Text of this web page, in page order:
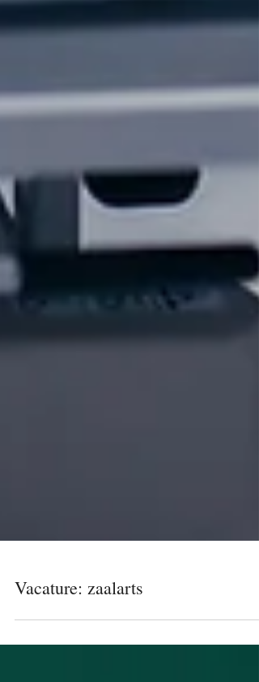
Vacature: zaalarts